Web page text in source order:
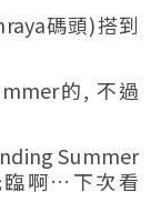
碼頭)搭到
的, 不過
Summer
臨啊…下次看